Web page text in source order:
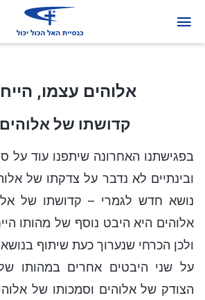
אלוהים עצמו,
קדושתו של
בפגישתנו האחרונה שיתפנו עוד על
ובינתיים לא נדבר על צדקתו של
נושא חדש לגמרי – קדושתו של
אלוהים היא היבט נוסף של מהותו
ולכן הכרחי שנערוך כעת שיתוף
על שני היבטים אחרים במהותו
הצודק של אלוהים וסמכותו של